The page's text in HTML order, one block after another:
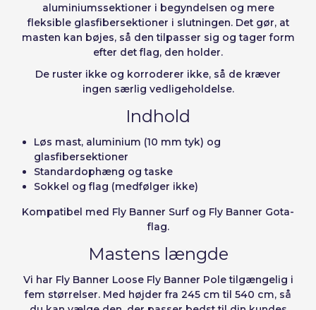
Adgangskode:
Adgang
Gendan adgangskoder
Opret konto
Español
English
Português
Français
Deutsch
Italiano
Slovenija
Slovenčina (Slovak)
Norway
aluminiumssektioner i begyndelsen og mere
fleksible glasfibersektioner i slutningen. Det gør, at
masten kan bøjes, så den tilpasser sig og tager form
efter det flag, den holder.
De ruster ikke og korroderer ikke, så de kræver
ingen særlig vedligeholdelse.
Indhold
Løs mast, aluminium (10 mm tyk) og
glasfibersektioner
Standardophæng og taske
Sokkel og flag (medfølger ikke)
Kompatibel med Fly Banner Surf og Fly Banner Gota-
flag.
Mastens længde
Vi har Fly Banner Loose Fly Banner Pole tilgængelig i
fem størrelser. Med højder fra 245 cm til 540 cm, så
Precios por unidad
Enheder
Pris
Añadiendo producto al carrito
Espera, por favor
Espere, por favor